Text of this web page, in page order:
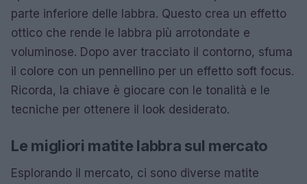
parte inferiore delle labbra. Questo crea un effetto
ottico che rende le labbra più arrotondate e
voluminose. Dopo aver tracciato il contorno, sfuma
il colore con un pennellino per un effetto soft focus.
Ricorda, la chiave è giocare con le tonalità e le
tecniche per ottenere il look desiderato.
Le migliori matite labbra sul mercato
Esplorando il mercato, ci sono diverse matite